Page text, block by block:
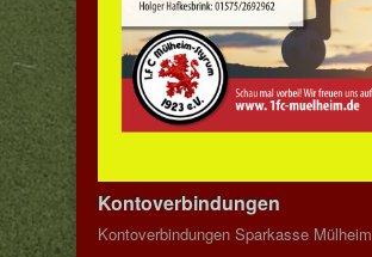
Kontoverbindungen
Kontoverbindungen Sparkasse Mülheim